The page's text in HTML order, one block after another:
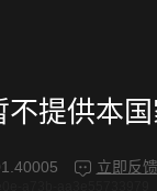
妻子的浪
提供本
立即反馈